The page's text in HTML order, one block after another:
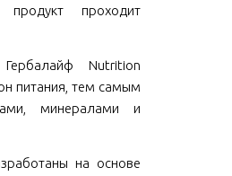
проходит
Nutrition
питания, тем самым
минералами и
на основе